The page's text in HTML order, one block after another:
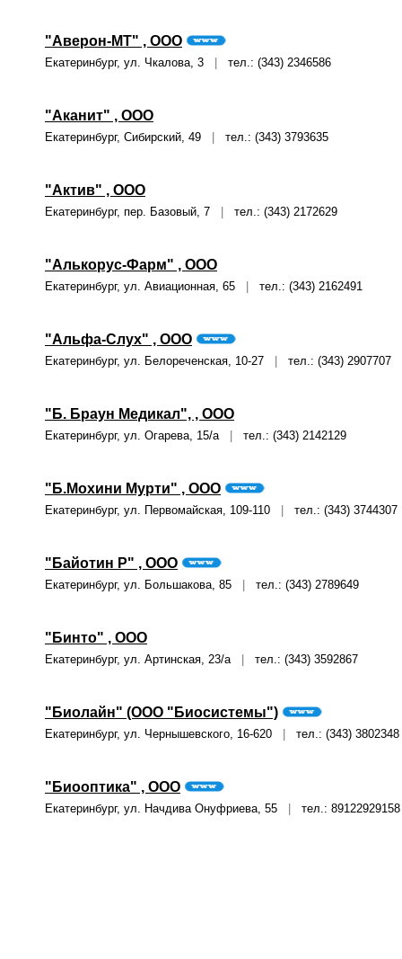
"Аверон-МТ" , ООО
Екатеринбург, ул. Чкалова, 3 тел.: (343) 2346586
"Аканит" , ООО
Екатеринбург, Сибирский, 49 тел.: (343) 3793635
"Актив" , ООО
Екатеринбург, пер. Базовый, 7 тел.: (343) 2172629
"Алькорус-Фарм" , ООО
Екатеринбург, ул. Авиационная, 65 тел.: (343) 2162491
"Альфа-Слух" , ООО
Екатеринбург, ул. Белореченская, 10-27 тел.: (343) 2907707
"Б. Браун Медикал", , ООО
Екатеринбург, ул. Огарева, 15/а тел.: (343) 2142129
"Б.Мохини Мурти" , ООО
Екатеринбург, ул. Первомайская, 109-110 тел.: (343) 3744307
"Байотин Р" , ООО
Екатеринбург, ул. Большакова, 85 тел.: (343) 2789649
"Бинто" , ООО
Екатеринбург, ул. Артинская, 23/а тел.: (343) 3592867
"Биолайн" (ООО "Биосистемы")
Екатеринбург, ул. Чернышевского, 16-620 тел.: (343) 3802348
"Биооптика" , ООО
Екатеринбург, ул. Начдива Онуфриева, 55 тел.: 89122929158